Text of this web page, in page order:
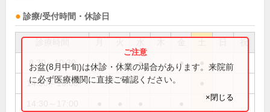
診療/受付時間・休診日
祝
8:30～10:30 ● ● ● ●
14:30～16:00
お盆(8月中旬)は休診・休業の場合があります。来院前
に必ず医療機関に直接ご確認ください。
×閉じる